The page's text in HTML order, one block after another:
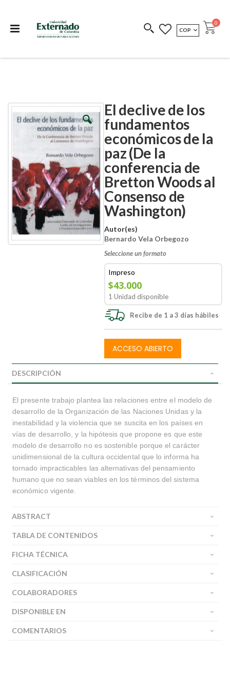
COEDICIONES REDIMIR CÓDIGO
MONEDA
COP Cart
0
El declive de los
fundamentos
económicos de la
paz (De la
conferencia de
Bretton Woods al
Consenso de
Washington)
Autor(es)
Bernardo Vela Orbegozo
Seleccione un formato
Impreso
$43.000
1 Unidad disponible
Recibe de 1 a 3 días hábiles
ACCESO ABIERTO
Skip
the
images
gallery
Skip
the
images
gallery
DESCRIPCIÓN
El presente trabajo plantea las relaciones entre el modelo de
desarrollo de la Organización de las Naciones Unidas y la
inestabilidad y la violencia que se suscita en los países en
vías de desarrollo, y la hipótesis que propone es que este
modelo de desarrollo no es sostenible porque el carácter
unidimensional de la cultura occidental que lo informa ha
tornado impracticables las alternativas del pensamiento
humano que no sean viables en los términos del sistema
económico vigente.
ABSTRACT
TABLA DE CONTENIDOS
FICHA TÉCNICA
CLASIFICACIÓN
COLABORADORES
DISPONIBLE EN
COMENTARIOS